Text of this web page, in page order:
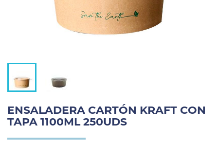
ENSALADERA CARTÓN KRAFT CON
TAPA 1100ML 250UDS